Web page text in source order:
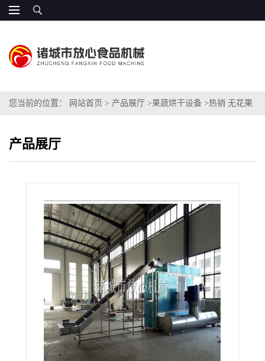
您当前的位置： 网站首页 > 产品展厅 >果蔬烘干设备 >热销 无花果
产品展厅